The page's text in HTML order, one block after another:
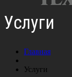
Услуги
Главная
Услуги